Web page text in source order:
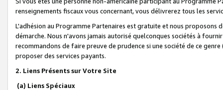
renseignements fiscaux vous concernant, vous délivrerez tous les
L'adhésion au Programme Partenaires est gratuite et nous proposons
démarche. Nous n'avons jamais autorisé quelconques sociétés à
recommandons de faire preuve de prudence si une société de ce
proposer des services payants.
2. Liens Présents sur Votre Site
(a) Liens Spéciaux